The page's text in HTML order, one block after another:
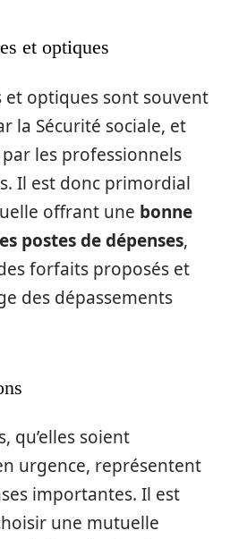
et optiques
et optiques sont souvent
la Sécurité sociale, et
les professionnels
Il est donc primordial
offrant une bonne
postes de dépenses,
forfaits proposés et
des dépassements
qu’elles soient
urgence, représentent
importantes. Il est
une mutuelle